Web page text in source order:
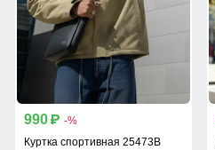
990 p -%
Куртка спортивная 25473B